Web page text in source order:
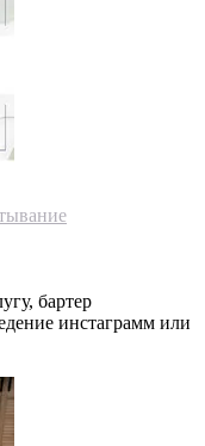
бартер
инстаграмм или